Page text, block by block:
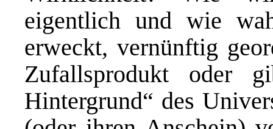
eigentlich und wie
erweckt, vernünftig
Zufallsprodukt oder
Hintergrund“ des